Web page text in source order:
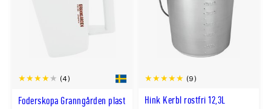
Foderskopa Granngården plast
(4)
Hink Kerbl rostfri 12,3L
(9)